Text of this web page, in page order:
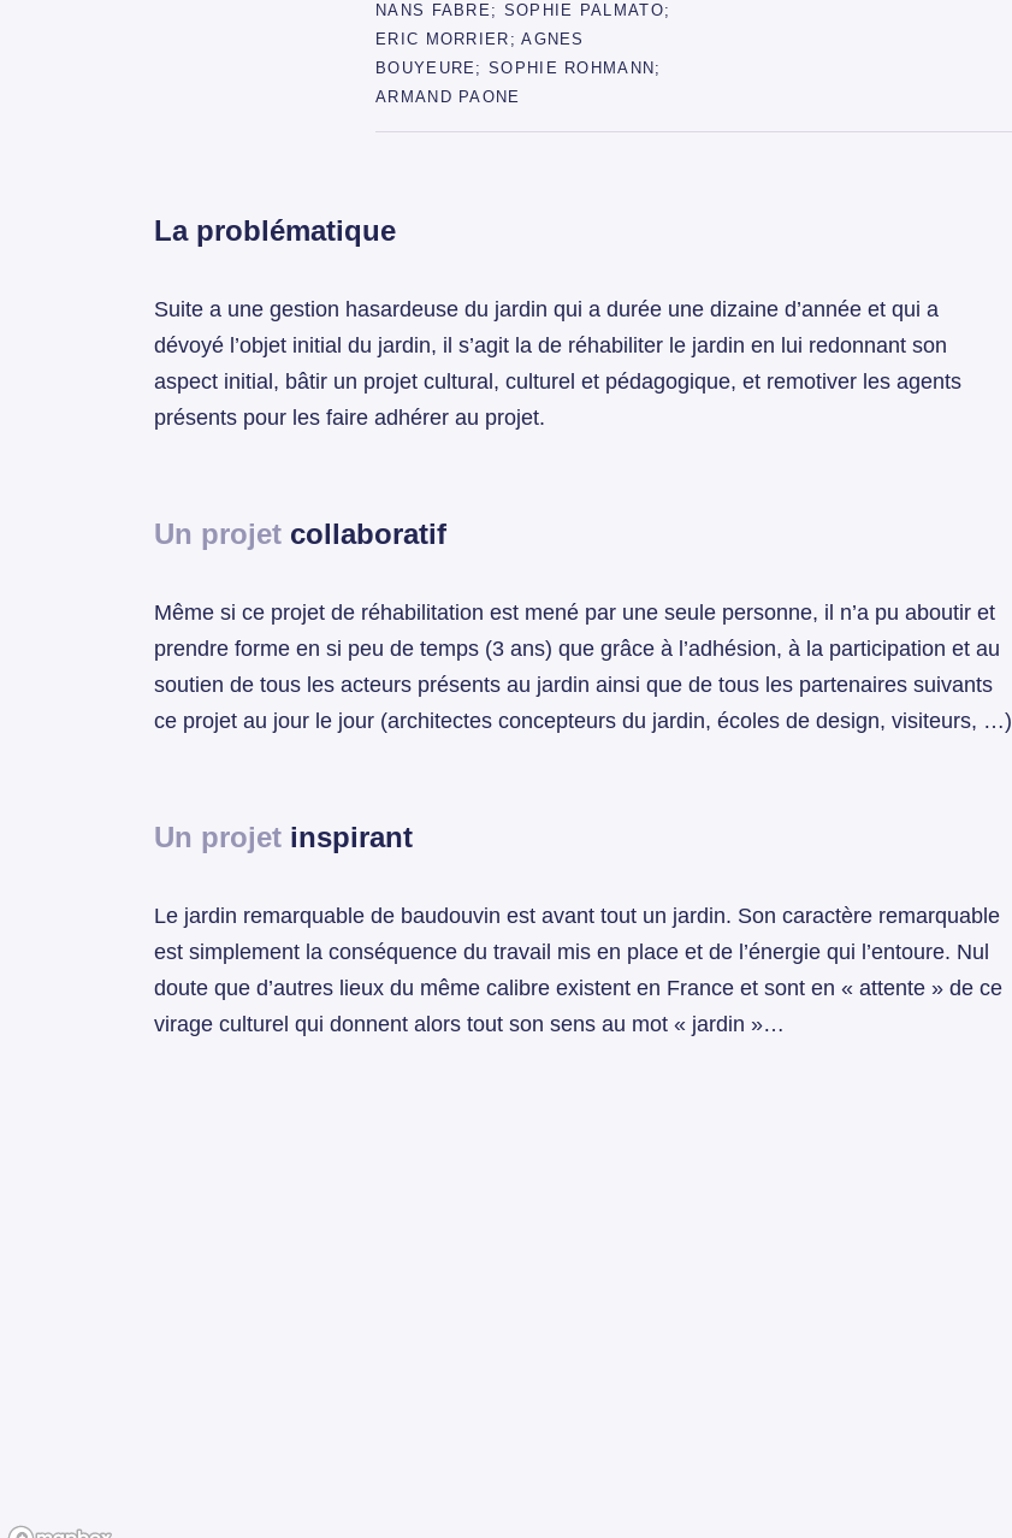
NANS FABRE; SOPHIE PALMATO;
ERIC MORRIER; AGNES
BOUYEURE; SOPHIE ROHMANN;
ARMAND PAONE
La problématique
Suite a une gestion hasardeuse du jardin qui a durée une dizaine d’année et qui a
dévoyé l’objet initial du jardin, il s’agit la de réhabiliter le jardin en lui redonnant son
aspect initial, bâtir un projet cultural, culturel et pédagogique, et remotiver les agents
présents pour les faire adhérer au projet.
Un projet collaboratif
Même si ce projet de réhabilitation est mené par une seule personne, il n’a pu aboutir et
prendre forme en si peu de temps (3 ans) que grâce à l’adhésion, à la participation et au
soutien de tous les acteurs présents au jardin ainsi que de tous les partenaires suivants
ce projet au jour le jour (architectes concepteurs du jardin, écoles de design, visiteurs, …)
Un projet inspirant
Le jardin remarquable de baudouvin est avant tout un jardin. Son caractère remarquable
est simplement la conséquence du travail mis en place et de l’énergie qui l’entoure. Nul
doute que d’autres lieux du même calibre existent en France et sont en « attente » de ce
virage culturel qui donnent alors tout son sens au mot « jardin »…